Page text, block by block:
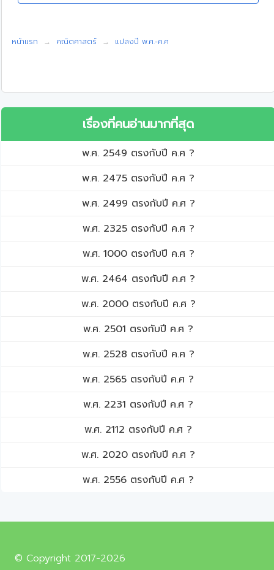
หน้าแรก คณิตศาสตร์ แปลงปี พ.ศ.-ค.ศ
เรื่องที่คนอ่านมากที่สุด
พ.ศ. 2549 ตรงกับปี ค.ศ ?
พ.ศ. 2475 ตรงกับปี ค.ศ ?
พ.ศ. 2499 ตรงกับปี ค.ศ ?
พ.ศ. 2325 ตรงกับปี ค.ศ ?
พ.ศ. 1000 ตรงกับปี ค.ศ ?
พ.ศ. 2464 ตรงกับปี ค.ศ ?
พ.ศ. 2000 ตรงกับปี ค.ศ ?
พ.ศ. 2501 ตรงกับปี ค.ศ ?
พ.ศ. 2528 ตรงกับปี ค.ศ ?
พ.ศ. 2565 ตรงกับปี ค.ศ ?
พ.ศ. 2231 ตรงกับปี ค.ศ ?
พ.ศ. 2112 ตรงกับปี ค.ศ ?
พ.ศ. 2020 ตรงกับปี ค.ศ ?
พ.ศ. 2556 ตรงกับปี ค.ศ ?
© Copyright 2017-2026